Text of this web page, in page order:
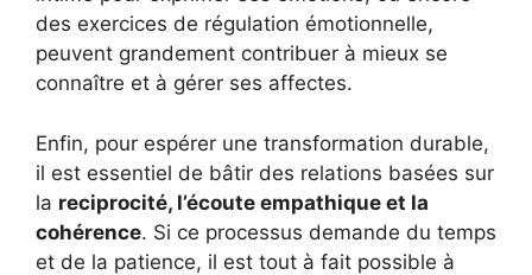
des exercices de régulation émotionnelle,
peuvent grandement contribuer à mieux se
connaître et à gérer ses affectes.
Enfin, pour espérer une transformation durable,
il est essentiel de bâtir des relations basées sur
la reciprocité, l’écoute empathique et la
cohérence. Si ce processus demande du temps
et de la patience, il est tout à fait possible à